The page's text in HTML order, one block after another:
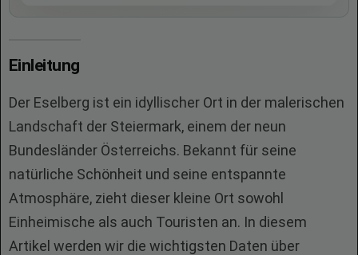
Einleitung
Der Eselberg ist ein idyllischer Ort in der malerischen
Landschaft der Steiermark, einem der neun
Bundesländer Österreichs. Bekannt für seine
natürliche Schönheit und seine entspannte
Atmosphäre, zieht dieser kleine Ort sowohl
Einheimische als auch Touristen an. In diesem
Artikel werden wir die wichtigsten Daten über